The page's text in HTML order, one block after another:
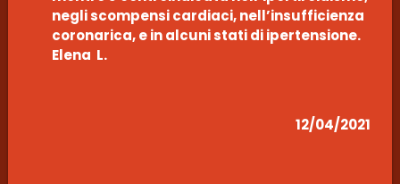
negli scompensi cardiaci, nell’insufficienza
coronarica, e in alcuni stati di ipertensione.
Elena L.
12/04/2021